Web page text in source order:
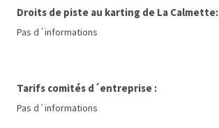
Droits de piste au karting de La Calmette:
Pas d´informations
Tarifs comités d´entreprise :
Pas d´informations